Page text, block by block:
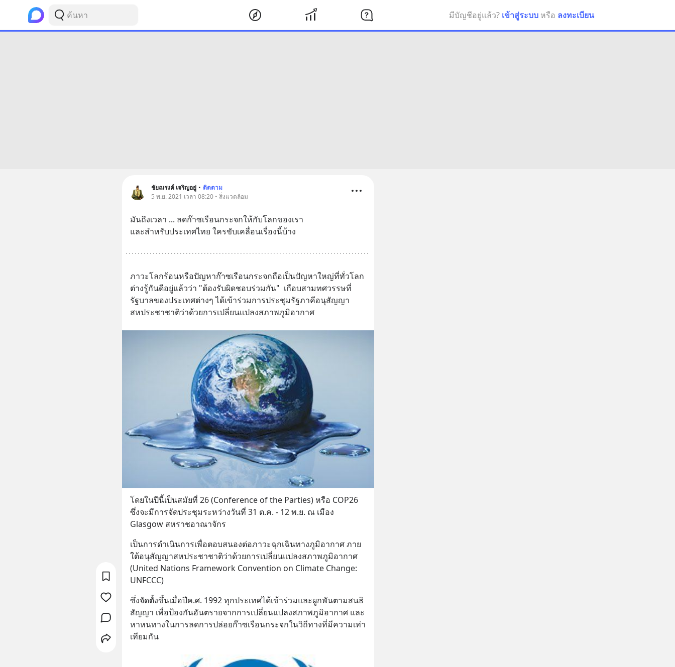
มีบัญชีอยู่แล้ว? เข้าสู่ระบบ หรือ ลงทะเบียน
ชัยณรงค์ เจริญอยู่ • ติดตาม
5 พ.ย. 2021 เวลา 08:20 • สิ่งแวดล้อม
มันถึงเวลา ... ลดก๊าซเรือนกระจกให้กับโลกของเรา
และสำหรับประเทศไทย ใครขับเคลื่อนเรื่องนี้บ้าง
ภาวะโลกร้อนหรือปัญหาก๊าซเรือนกระจกถือเป็นปัญหาใหญ่ที่ทั่วโลก
ต่างรู้กันดีอยู่แล้วว่า "ต้องรับผิดชอบร่วมกัน"  เกือบสามทศวรรษที่
รัฐบาลของประเทศต่างๆ ได้เข้าร่วมการประชุมรัฐภาคีอนุสัญญา
สหประชาชาติว่าด้วยการเปลี่ยนแปลงสภาพภูมิอากาศ
โดยในปีนี้เป็นสมัยที่ 26 (Conference of the Parties) หรือ COP26
ซึ่งจะมีการจัดประชุมระหว่างวันที่ 31 ต.ค. - 12 พ.ย. ณ เมือง
Glasgow สหราชอาณาจักร
เป็นการดำเนินการเพื่อตอบสนองต่อภาวะฉุกเฉินทางภูมิอากาศ ภาย
ใต้อนุสัญญาสหประชาชาติว่าด้วยการเปลี่ยนแปลงสภาพภูมิอากาศ
(United Nations Framework Convention on Climate Change:
UNFCCC)
ซึ่งจัดตั้งขึ้นเมื่อปีค.ศ. 1992 ทุกประเทศได้เข้าร่วมและผูกพันตามสนธิ
สัญญา เพื่อป้องกันอันตรายจากการเปลี่ยนแปลงสภาพภูมิอากาศ และ
หาหนทางในการลดการปล่อยก๊าซเรือนกระจกในวิถีทางที่มีความเท่า
เทียมกัน